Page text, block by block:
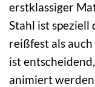
erstklassiger
Stahl ist speziell
reißfest als
ist
animiert